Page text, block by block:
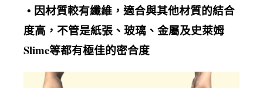
• 因材質較有纖維，適合與其他材質的結合
度高，不管是紙張、玻璃、金屬及史萊姆
Slime等都有極佳的密合度